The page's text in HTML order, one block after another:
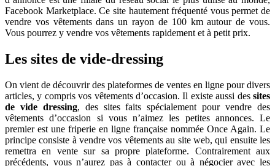
Facebook Marketplace. Ce site hautement fréquenté vous permet de
vendre vos vêtements dans un rayon de 100 km autour de vous.
Vous pourrez y vendre vos vêtements rapidement et à petit prix.
Les sites de vide-dressing
On vient de découvrir des plateformes de ventes en ligne pour divers
articles, y compris vos vêtements d’occasion. Il existe aussi des sites
de vide dressing, des sites faits spécialement pour vendre des
vêtements d’occasion si vous n’aimez les petites annonces. Le
premier est une friperie en ligne française nommée Once Again. Le
principe consiste à vendre vos vêtements au site web, qui ensuite les
remettra en vente sur sa propre plateforme. Contrairement aux
précédents, vous n’aurez pas à contacter ou à négocier avec les